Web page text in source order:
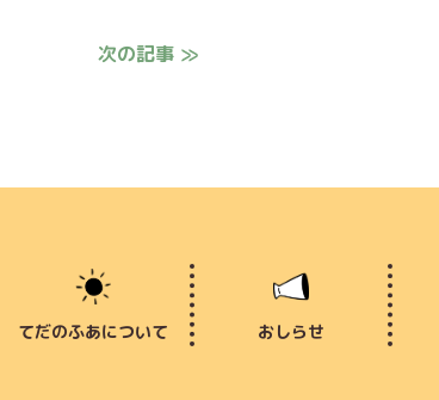
次の記事 ≫
てだのふあについて おしらせ